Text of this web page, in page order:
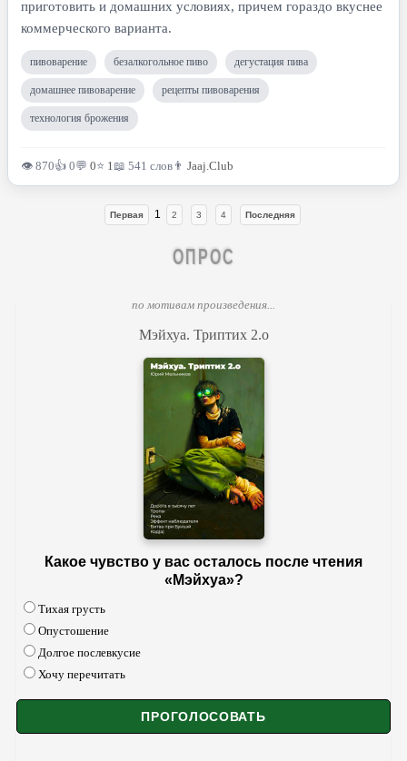
приготовить и домашних условиях, причем гораздо вкуснее
коммерческого варианта.
пивоварение безалкогольное пиво дегустация пива
домашнее пивоварение рецепты пивоварения
технология брожения
👁 870👍 0💬 0⭐ 1📖 541 слов 👨 Jaaj.Club
Первая 1 2 3 4 Последняя
ОПРОС
по мотивам произведения...
Мэйхуа. Триптих 2.o
Какое чувство у вас осталось после чтения
«Мэйхуа»?
Тихая грусть
Опустошение
Долгое послевкусие
Хочу перечитать